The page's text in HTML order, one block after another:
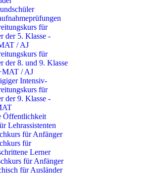
für
der 5. Klasse -
/ AJ
für
der 8. und 9. Klasse
/ AJ
Intensiv-
für
der 9. Klasse -
Öffentlichkeit
Lehrassistenten
für Anfänger
für
Lerner
für Anfänger
für Ausländer